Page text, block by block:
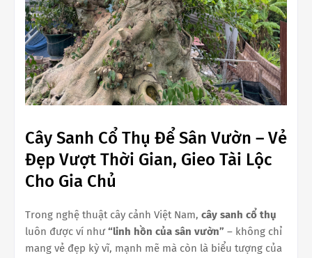
Cây Sanh Cổ Thụ Để Sân Vườn – Vẻ
Đẹp Vượt Thời Gian, Gieo Tài Lộc
Cho Gia Chủ
Trong nghệ thuật cây cảnh Việt Nam, cây sanh cổ thụ
luôn được ví như “linh hồn của sân vườn” – không chỉ
mang vẻ đẹp kỳ vĩ, mạnh mẽ mà còn là biểu tượng của